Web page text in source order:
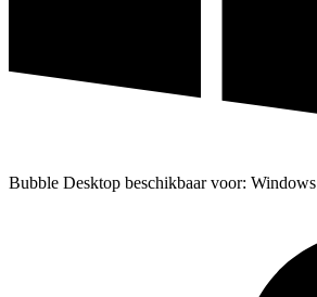
Bubble Desktop beschikbaar voor: Windows